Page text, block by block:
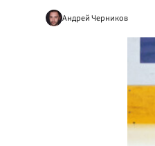
Андрей Черников